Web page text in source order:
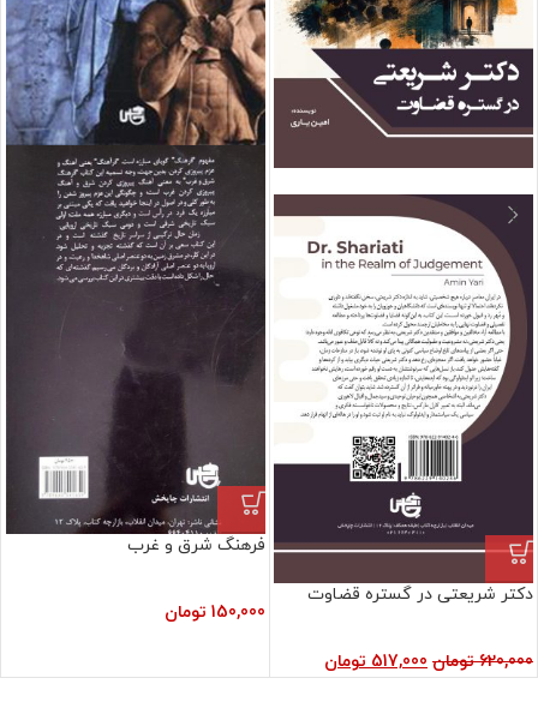
دکتر شریعتی در گستره قضاوت
620,000 تومان 517,000 تومان
فرهنگ شرق و غرب
150,000 تومان